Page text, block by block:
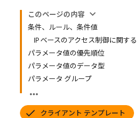
このページの内容
条件、ルール、条件値
IP ベースのアクセス制御に関す
パラメータ値の優先順位
パラメータ値のデータ型
パラメータ グループ
クライアント テンプレート